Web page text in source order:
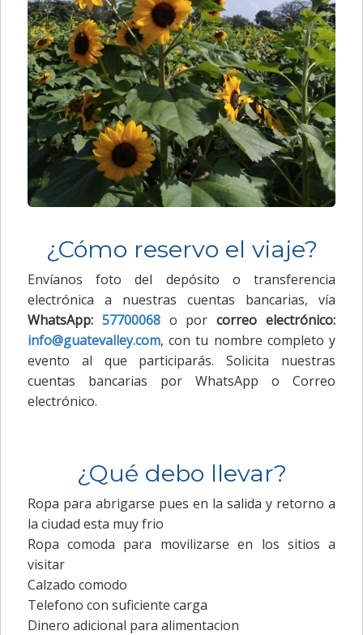
¿Cómo reservo el viaje?
Envíanos foto del depósito o transferencia
electrónica a nuestras cuentas bancarias, vía
WhatsApp: 57700068o porcorreo electrónico:
info@guatevalley.com, con tu nombre completo y
evento al que participarás. Solicita nuestras
cuentas bancarias por WhatsApp o Correo
electrónico.
¿Qué debo llevar?
Ropa para abrigarse pues en la salida y retorno a
la ciudad esta muy frio
Ropa comoda para movilizarse en los sitios a
visitar
Calzado comodo
Telefono con suficiente carga
Dinero adicional para alimentacion